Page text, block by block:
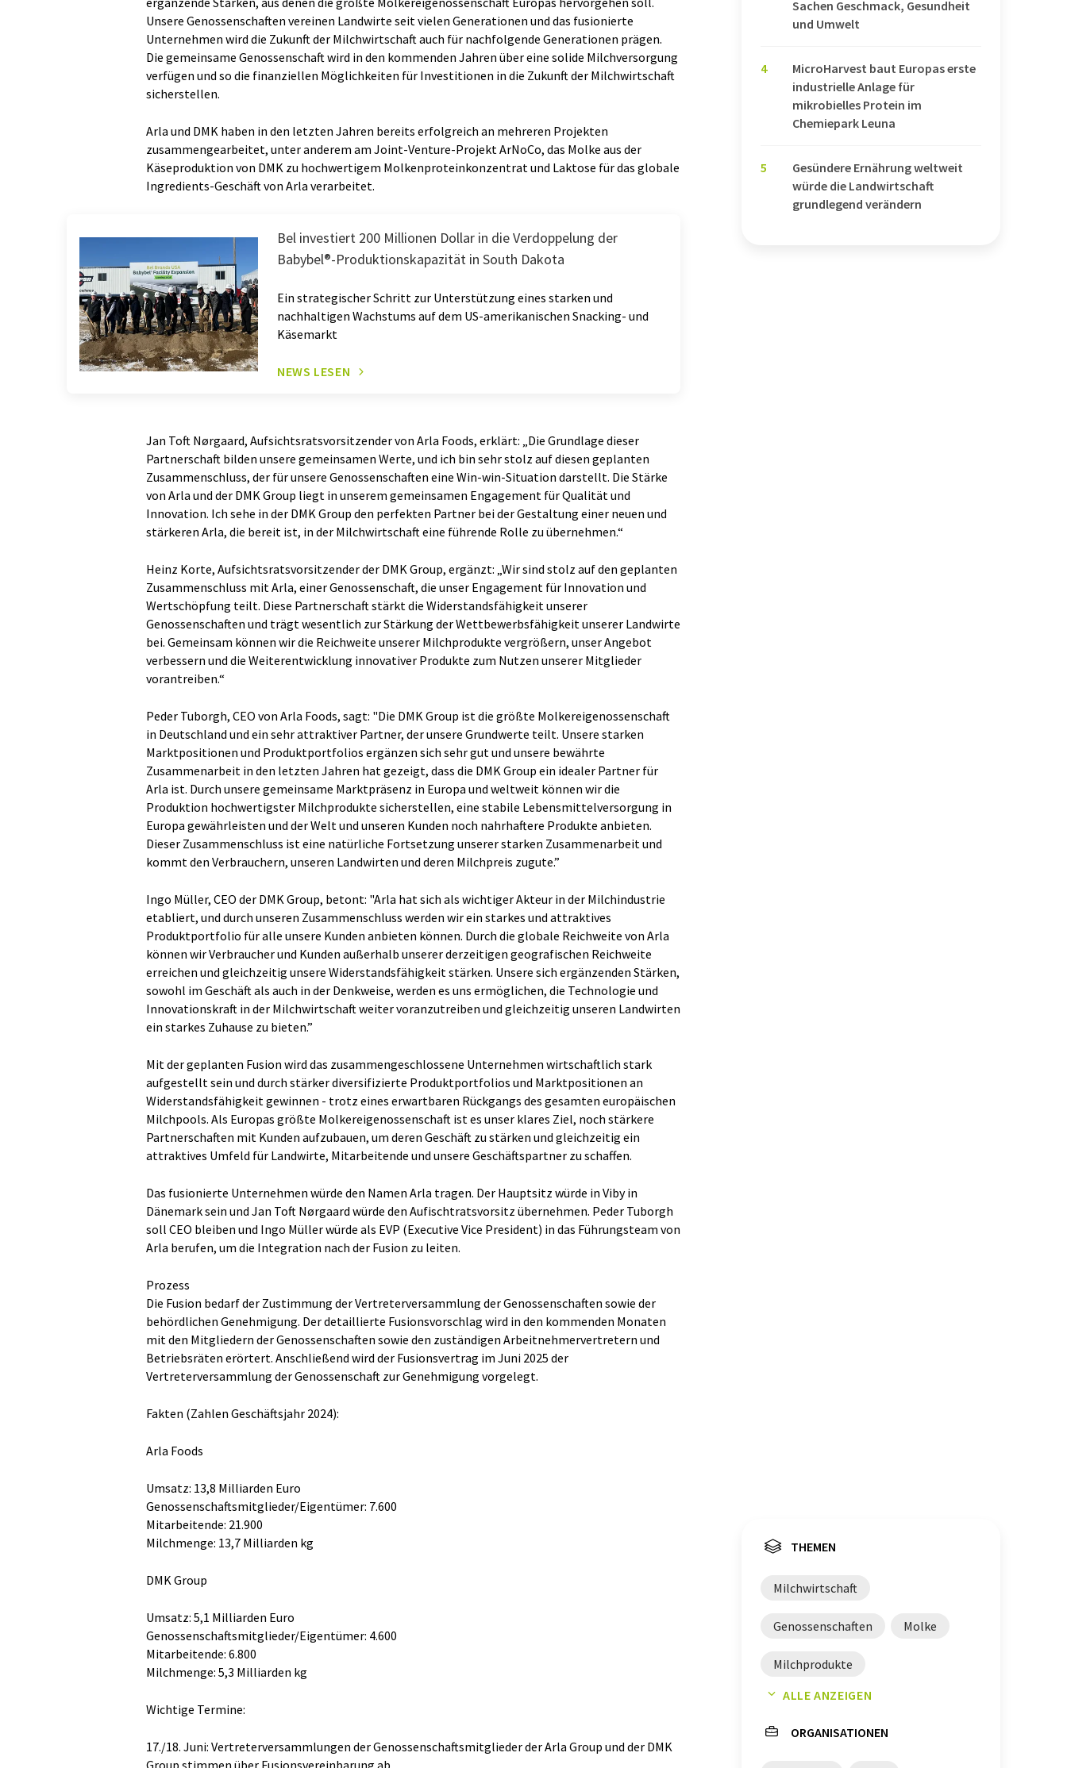
Unsere Genossenschaften vereinen Landwirte seit vielen Generationen und das fusionierte
Unternehmen wird die Zukunft der Milchwirtschaft auch für nachfolgende Generationen prägen.
Die gemeinsame Genossenschaft wird in den kommenden Jahren über eine solide Milchversorgung
verfügen und so die finanziellen Möglichkeiten für Investitionen in die Zukunft der Milchwirtschaft
sicherstellen.
Arla und DMK haben in den letzten Jahren bereits erfolgreich an mehreren Projekten
zusammengearbeitet, unter anderem am Joint-Venture-Projekt ArNoCo, das Molke aus der
Käseproduktion von DMK zu hochwertigem Molkenproteinkonzentrat und Laktose für das globale
Ingredients-Geschäft von Arla verarbeitet.
Bel investiert 200 Millionen Dollar in die Verdoppelung der
Babybel®-Produktionskapazität in South Dakota
Ein strategischer Schritt zur Unterstützung eines starken und
nachhaltigen Wachstums auf dem US-amerikanischen Snacking- und
Käsemarkt
NEWS LESEN
Jan Toft Nørgaard, Aufsichtsratsvorsitzender von Arla Foods, erklärt: „Die Grundlage dieser
Partnerschaft bilden unsere gemeinsamen Werte, und ich bin sehr stolz auf diesen geplanten
Zusammenschluss, der für unsere Genossenschaften eine Win-win-Situation darstellt. Die Stärke
von Arla und der DMK Group liegt in unserem gemeinsamen Engagement für Qualität und
Innovation. Ich sehe in der DMK Group den perfekten Partner bei der Gestaltung einer neuen und
stärkeren Arla, die bereit ist, in der Milchwirtschaft eine führende Rolle zu übernehmen.“
Heinz Korte, Aufsichtsratsvorsitzender der DMK Group, ergänzt: „Wir sind stolz auf den geplanten
Zusammenschluss mit Arla, einer Genossenschaft, die unser Engagement für Innovation und
Wertschöpfung teilt. Diese Partnerschaft stärkt die Widerstandsfähigkeit unserer
Genossenschaften und trägt wesentlich zur Stärkung der Wettbewerbsfähigkeit unserer Landwirte
bei. Gemeinsam können wir die Reichweite unserer Milchprodukte vergrößern, unser Angebot
verbessern und die Weiterentwicklung innovativer Produkte zum Nutzen unserer Mitglieder
vorantreiben.“
Peder Tuborgh, CEO von Arla Foods, sagt: "Die DMK Group ist die größte Molkereigenossenschaft
in Deutschland und ein sehr attraktiver Partner, der unsere Grundwerte teilt. Unsere starken
Marktpositionen und Produktportfolios ergänzen sich sehr gut und unsere bewährte
Zusammenarbeit in den letzten Jahren hat gezeigt, dass die DMK Group ein idealer Partner für
Arla ist. Durch unsere gemeinsame Marktpräsenz in Europa und weltweit können wir die
Produktion hochwertigster Milchprodukte sicherstellen, eine stabile Lebensmittelversorgung in
Europa gewährleisten und der Welt und unseren Kunden noch nahrhaftere Produkte anbieten.
Dieser Zusammenschluss ist eine natürliche Fortsetzung unserer starken Zusammenarbeit und
kommt den Verbrauchern, unseren Landwirten und deren Milchpreis zugute.”
Ingo Müller, CEO der DMK Group, betont: "Arla hat sich als wichtiger Akteur in der Milchindustrie
etabliert, und durch unseren Zusammenschluss werden wir ein starkes und attraktives
Produktportfolio für alle unsere Kunden anbieten können. Durch die globale Reichweite von Arla
können wir Verbraucher und Kunden außerhalb unserer derzeitigen geografischen Reichweite
erreichen und gleichzeitig unsere Widerstandsfähigkeit stärken. Unsere sich ergänzenden Stärken,
sowohl im Geschäft als auch in der Denkweise, werden es uns ermöglichen, die Technologie und
Innovationskraft in der Milchwirtschaft weiter voranzutreiben und gleichzeitig unseren Landwirten
ein starkes Zuhause zu bieten.”
Mit der geplanten Fusion wird das zusammengeschlossene Unternehmen wirtschaftlich stark
aufgestellt sein und durch stärker diversifizierte Produktportfolios und Marktpositionen an
Widerstandsfähigkeit gewinnen - trotz eines erwartbaren Rückgangs des gesamten europäischen
Milchpools. Als Europas größte Molkereigenossenschaft ist es unser klares Ziel, noch stärkere
Partnerschaften mit Kunden aufzubauen, um deren Geschäft zu stärken und gleichzeitig ein
attraktives Umfeld für Landwirte, Mitarbeitende und unsere Geschäftspartner zu schaffen.
Das fusionierte Unternehmen würde den Namen Arla tragen. Der Hauptsitz würde in Viby in
Dänemark sein und Jan Toft Nørgaard würde den Aufischtratsvorsitz übernehmen. Peder Tuborgh
soll CEO bleiben und Ingo Müller würde als EVP (Executive Vice President) in das Führungsteam von
Arla berufen, um die Integration nach der Fusion zu leiten.
Prozess
Die Fusion bedarf der Zustimmung der Vertreterversammlung der Genossenschaften sowie der
behördlichen Genehmigung. Der detaillierte Fusionsvorschlag wird in den kommenden Monaten
mit den Mitgliedern der Genossenschaften sowie den zuständigen Arbeitnehmervertretern und
Betriebsräten erörtert. Anschließend wird der Fusionsvertrag im Juni 2025 der
Vertreterversammlung der Genossenschaft zur Genehmigung vorgelegt.
Fakten (Zahlen Geschäftsjahr 2024):
Arla Foods
Umsatz: 13,8 Milliarden Euro
Genossenschaftsmitglieder/Eigentümer: 7.600
Mitarbeitende: 21.900
Milchmenge: 13,7 Milliarden kg
DMK Group
Umsatz: 5,1 Milliarden Euro
Genossenschaftsmitglieder/Eigentümer: 4.600
Mitarbeitende: 6.800
Milchmenge: 5,3 Milliarden kg
Wichtige Termine:
17./18. Juni: Vertreterversammlungen der Genossenschaftsmitglieder der Arla Group und der DMK
Sachen Geschmack, Gesundheit
und Umwelt
4
MicroHarvest baut Europas erste
industrielle Anlage für
mikrobielles Protein im
Chemiepark Leuna
5
Gesündere Ernährung weltweit
würde die Landwirtschaft
grundlegend verändern
THEMEN
Milchwirtschaft
Genossenschaften Molke
Milchprodukte
Käseproduktion
Dänemark
ALLE ANZEIGEN
ORGANISATIONEN